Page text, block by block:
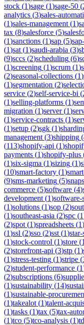
stock (1)sage (1)sage-50 (
analytics (3)sales-
(1)sales-management (1)
tax (8)salesforce (5)
(1)sanctions (1)sap (5)
(1)sat (1)saudi-arabia (3)
(9)sccs (2)scheduling (6)
(1)screening (1)scrum (1)
(2)seasonal-collections (1)
(1)segmentation (2)
service (2)self-service-bi (
(1)selling-platforms (1)
migration (1)server(1)
(1)service-contracts (1)
(1)setup (2)sgk (1)
management (3)shipping (
(113)shopify-api (1)
payments (1)shopify-plus
(1)six-sigma (1)sizing (1)
(10)smart-factory (1)
(9)sms-marketing (5)
commerce (5)software (4)
development (1)software-
(1)solutions (1)sop (2)
(1)southeast-asia (2)spc (1
(2)spot (1)spreadsheets (1)
(1)ssl (2)sso (2)sst (1)star-
(1)stock-control (1)store (1
(2)storefront-api (3)stp (1)
(1)stress-testing (1)stripe (
(2)student-performance (1
(2)subscriptions (6)
(1)sustainability (14)
(1)sustainable-
(1)takealot (1)talent-
(1)tasks (1)tax (5)tax-
(1)tco (5)tco-analysis (1)